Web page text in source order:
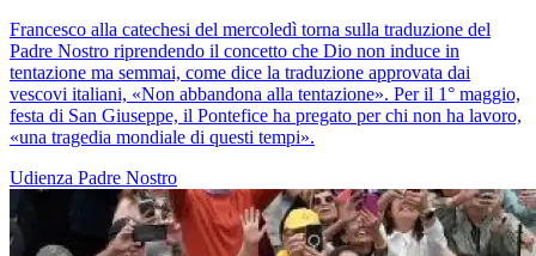
Francesco alla catechesi del mercoledì torna sulla traduzione del
Padre Nostro riprendendo il concetto che Dio non induce in
tentazione ma semmai, come dice la traduzione approvata dai
vescovi italiani, «Non abbandona alla tentazione». Per il 1° maggio,
festa di San Giuseppe, il Pontefice ha pregato per chi non ha lavoro,
«una tragedia mondiale di questi tempi».
Udienza Padre Nostro